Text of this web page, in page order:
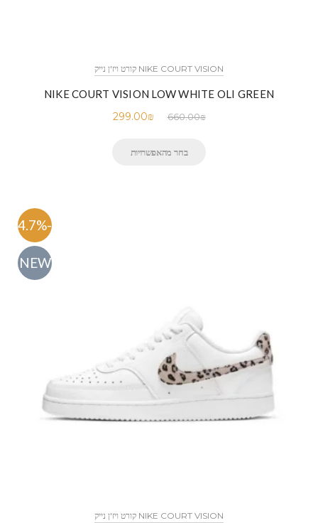
NIKE COURT VISION קורט ויז'ן נייק
NIKE COURT VISION LOW WHITE OLI GREEN
660.00₪
299.00₪
בחר מהאפשרויות
-54.7%
NEW
NIKE COURT VISION קורט ויז'ן נייק